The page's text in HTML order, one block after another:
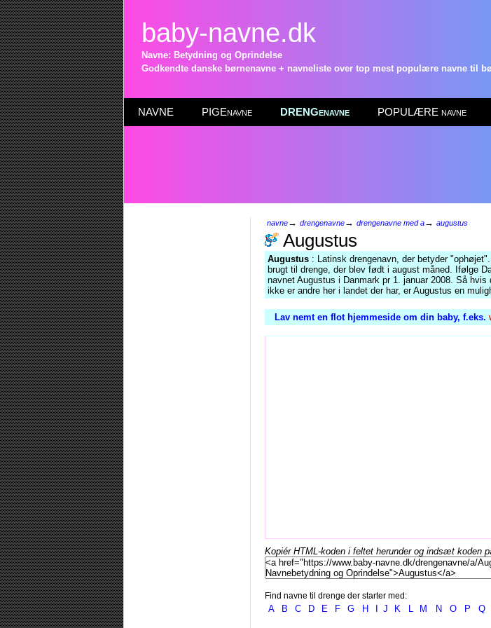
baby-navne.dk
Navne: Betydning og Oprindelse
Godkendte danske børnenavne + navneliste over top mest populære navne til
NAVNE PIGEnavne DRENGenavne POPULÆRE navne
navne→ drengenavne→ drengenavne med a→ augustus
Augustus
Augustus : Latinsk drengenavn, der betyder "ophøjet".
brugt til drenge, der blev født i august måned. Ifølge
navnet Augustus i Danmark pr 1. januar 2008. Så
ikke er andre her i landet der har, er Augustus en
Lav nemt en flot hjemmeside om din baby, f.eks.
Kopiér HTML-koden i feltet herunder og indsæt koden
Find navne til drenge der starter med:
A B C D E F G H J K L M N O P Q